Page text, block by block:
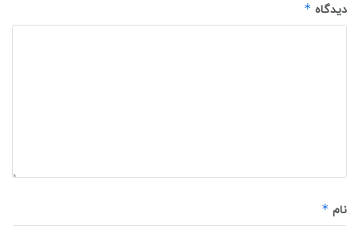
دیدگاه *
نام *